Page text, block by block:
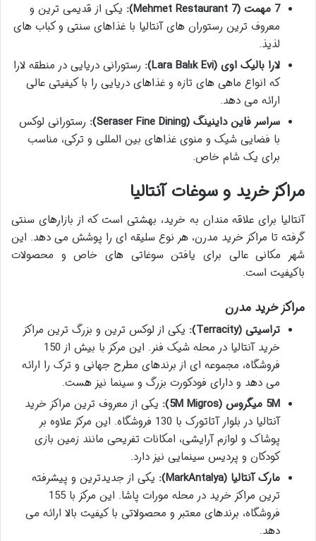
7 مهمت (7 Mehmet Restaurant):
یکی از قدیمی ترین و
معروف ترین رستوران های آنتالیا با غذاهای سنتی و کباب های
لذیذ.
لارا بالیک اوی (Lara Balık Evi):
رستورانی دریایی در منطقه لارا
که انواع ماهی های تازه و غذاهای دریایی را با کیفیتی عالی
ارائه می دهد.
سراسر فاین داینینگ (Seraser Fine Dining):
رستورانی لوکس
با فضایی شیک و منوی غذاهای بین المللی و ترکی، مناسب
برای یک شام خاص.
مراکز خرید و سوغات آنتالیا
آنتالیا برای علاقه مندان به خرید، بهشتی است که از بازارهای سنتی
گرفته تا مراکز خرید مدرن، هر نوع سلیقه ای را پوشش می دهد. این
شهر مکانی عالی برای یافتن سوغاتی های خاص و محصولات
باکیفیت است.
مراکز خرید مدرن
تراسیتی (Terracity):
یکی از لوکس ترین و بزرگ ترین مراکز
خرید آنتالیا در محله شیک فنر. این مرکز با بیش از 150
فروشگاه، مجموعه ای از برندهای مطرح جهانی و ترک را ارائه
می دهد و دارای فودکورت بزرگ و سینما نیز هست.
5M میگروس (5M Migros):
یکی از معروف ترین مراکز خرید
آنتالیا در بلوار آتاتورک با 130 فروشگاه. این مرکز علاوه بر
پوشاک و لوازم آرایشی، امکانات تفریحی مانند زمین بازی
کودکان و پردیس سینمایی نیز دارد.
مارک آنتالیا (MarkAntalya):
یکی از جدیدترین و پیشرفته
ترین مراکز خرید در محله مورات پاشا. این مرکز با 155
فروشگاه، برندهای معتبر و محصولاتی با کیفیت بالا ارائه می
دهد.